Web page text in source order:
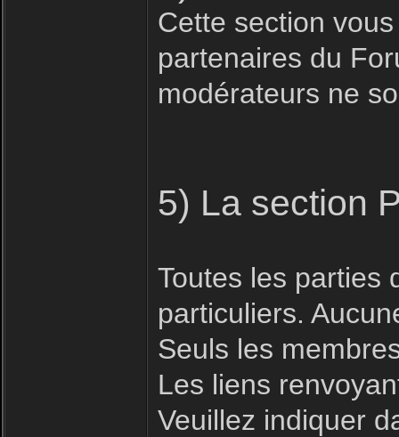
Cette section
partenaires du
modérateurs ne
5) La section
Toutes les parties
particuliers.
Seuls les
Les liens
Veuillez indiquer